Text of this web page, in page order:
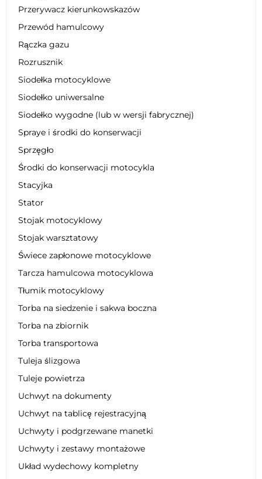
Przerywacz kierunkowskazów
Przewód hamulcowy
Rączka gazu
Rozrusznik
Siodełka motocyklowe
Siodełko uniwersalne
Siodełko wygodne (lub w wersji fabrycznej)
Spraye i środki do konserwacji
Sprzęgło
Środki do konserwacji motocykla
Stacyjka
Stator
Stojak motocyklowy
Stojak warsztatowy
Świece zapłonowe motocyklowe
Tarcza hamulcowa motocyklowa
Tłumik motocyklowy
Torba na siedzenie i sakwa boczna
Torba na zbiornik
Torba transportowa
Tuleja ślizgowa
Tuleje powietrza
Uchwyt na dokumenty
Uchwyt na tablicę rejestracyjną
Uchwyty i podgrzewane manetki
Uchwyty i zestawy montażowe
Układ wydechowy kompletny